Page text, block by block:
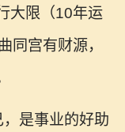
大限（10年运
同宫有财源，
是事业的好助